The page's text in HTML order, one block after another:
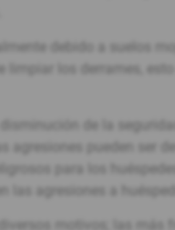
debido a suelos
los derrames,
de la
pueden ser
para los
agresiones a
motivos; las más